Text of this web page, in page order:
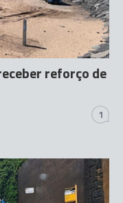
reforço de
1